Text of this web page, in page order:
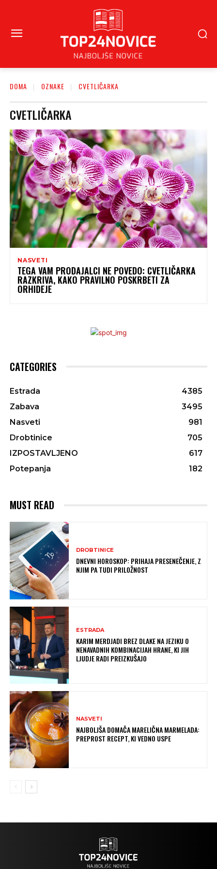
DOMA OZNAKE CVETLIČARKA
CVETLIČARKA
NASVETI
TEGA VAM PRODAJALCI NE POVEDO: CVETLIČARKA
RAZKRIVA, KAKO PRAVILNO POSKRBETI ZA
ORHIDEJE
CATEGORIES
Estrada
4385
Zabava
3495
Nasveti
981
Drobtinice
705
IZPOSTAVLJENO
617
Potepanja
182
MUST READ
DROBTINICE
DNEVNI HOROSKOP: PRIHAJA PRESENEČENJE, Z
NJIM PA TUDI PRILOŽNOST
ESTRADA
KARIM MERDJADI BREZ DLAKE NA JEZIKU O
NENAVADNIH KOMBINACIJAH HRANE, KI JIH
LJUDJE RADI PREIZKUŠAJO
NASVETI
NAJBOLJŠA DOMAČA MARELIČNA MARMELADA:
PREPROST RECEPT, KI VEDNO USPE